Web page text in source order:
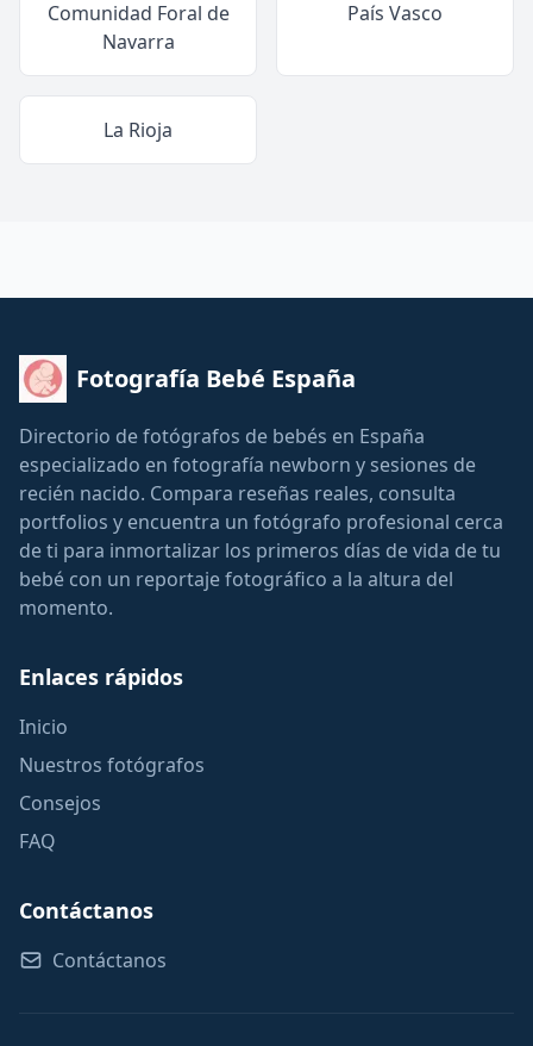
Comunidad Foral de
Navarra
País Vasco
La Rioja
Fotografía Bebé España
Directorio de fotógrafos de bebés en España
especializado en fotografía newborn y sesiones de
recién nacido. Compara reseñas reales, consulta
portfolios y encuentra un fotógrafo profesional cerca
de ti para inmortalizar los primeros días de vida de tu
bebé con un reportaje fotográfico a la altura del
momento.
Enlaces rápidos
Inicio
Nuestros fotógrafos
Consejos
FAQ
Contáctanos
Contáctanos